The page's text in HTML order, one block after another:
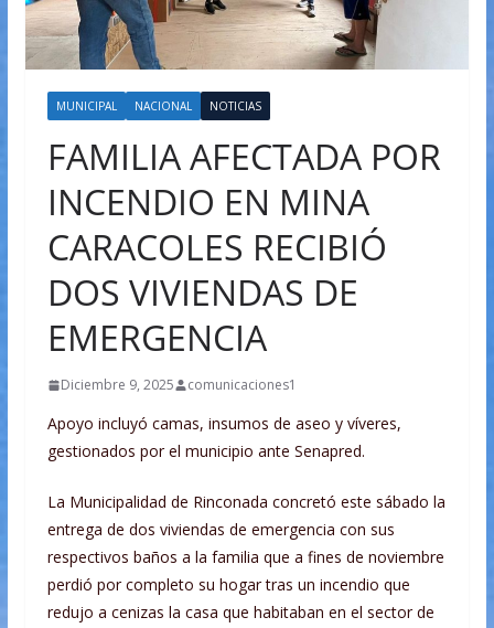
MUNICIPAL NACIONAL NOTICIAS
FAMILIA AFECTADA POR
INCENDIO EN MINA
CARACOLES RECIBIÓ
DOS VIVIENDAS DE
EMERGENCIA
Diciembre 9, 2025 comunicaciones1
Apoyo incluyó camas, insumos de aseo y víveres,
gestionados por el municipio ante Senapred.
La Municipalidad de Rinconada concretó este sábado la
entrega de dos viviendas de emergencia con sus
respectivos baños a la familia que a fines de noviembre
perdió por completo su hogar tras un incendio que
redujo a cenizas la casa que habitaban en el sector de